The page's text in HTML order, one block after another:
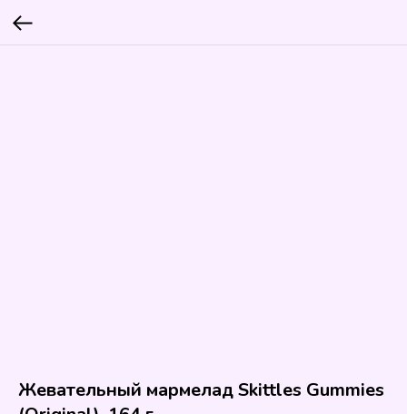
Жевательный мармелад Skittles Gummies